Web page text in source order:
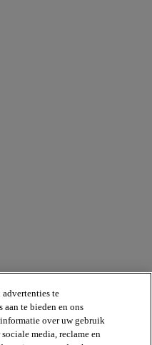
te
aan te bieden en ons
over uw gebruik
media, reclame en